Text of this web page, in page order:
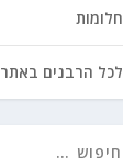
חלומות
לכל הרבנים באתר